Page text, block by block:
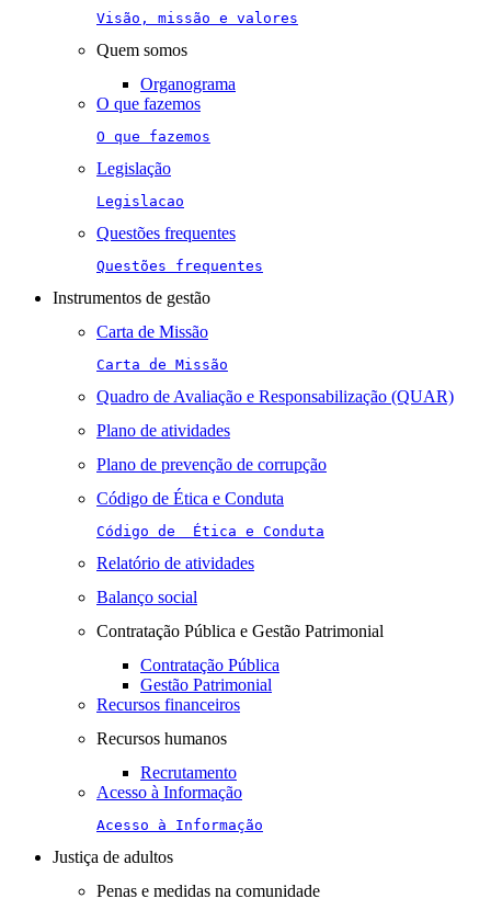
Visão, missão e valores
Quem somos
Organograma
O que fazemos
O que fazemos
Legislação
Legislacao
Questões frequentes
Questões frequentes
Instrumentos de gestão
Carta de Missão
Carta de Missão
Quadro de Avaliação e Responsabilização (QUAR)
Plano de atividades
Plano de prevenção de corrupção
Código de Ética e Conduta
Código de  Ética e Conduta
Relatório de atividades
Balanço social
Contratação Pública e Gestão Patrimonial
Contratação Pública
Gestão Patrimonial
Recursos financeiros
Recursos humanos
Recrutamento
Acesso à Informação
Acesso à Informação
Justiça de adultos
Penas e medidas na comunidade